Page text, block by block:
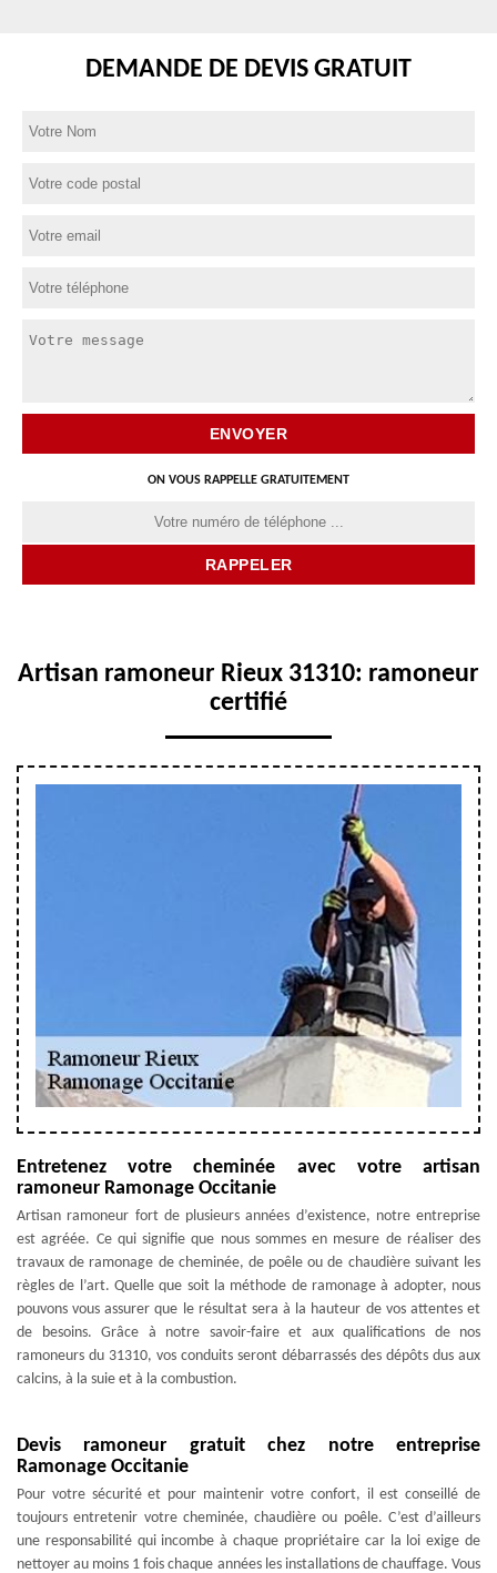
DEMANDE DE DEVIS GRATUIT
ON VOUS RAPPELLE GRATUITEMENT
Artisan ramoneur Rieux 31310: ramoneur
certifié
Entretenez votre cheminée avec votre artisan
ramoneur Ramonage Occitanie
Artisan ramoneur fort de plusieurs années d’existence, notre entreprise
est agréée. Ce qui signifie que nous sommes en mesure de réaliser des
travaux de ramonage de cheminée, de poêle ou de chaudière suivant les
règles de l’art. Quelle que soit la méthode de ramonage à adopter, nous
pouvons vous assurer que le résultat sera à la hauteur de vos attentes et
de besoins. Grâce à notre savoir-faire et aux qualifications de nos
ramoneurs du 31310, vos conduits seront débarrassés des dépôts dus aux
calcins, à la suie et à la combustion.
Devis ramoneur gratuit chez notre entreprise
Ramonage Occitanie
Pour votre sécurité et pour maintenir votre confort, il est conseillé de
toujours entretenir votre cheminée, chaudière ou poêle. C’est d’ailleurs
une responsabilité qui incombe à chaque propriétaire car la loi exige de
nettoyer au moins 1 fois chaque années les installations de chauffage. Vous